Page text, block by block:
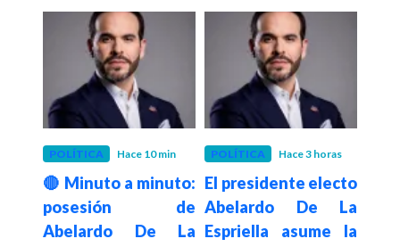
POLÍTICA Hace 10 min
🔴 Minuto a minuto:
posesión de
Abelardo De La
POLÍTICA Hace 3 horas
El presidente electo
Abelardo De La
Espriella asume la